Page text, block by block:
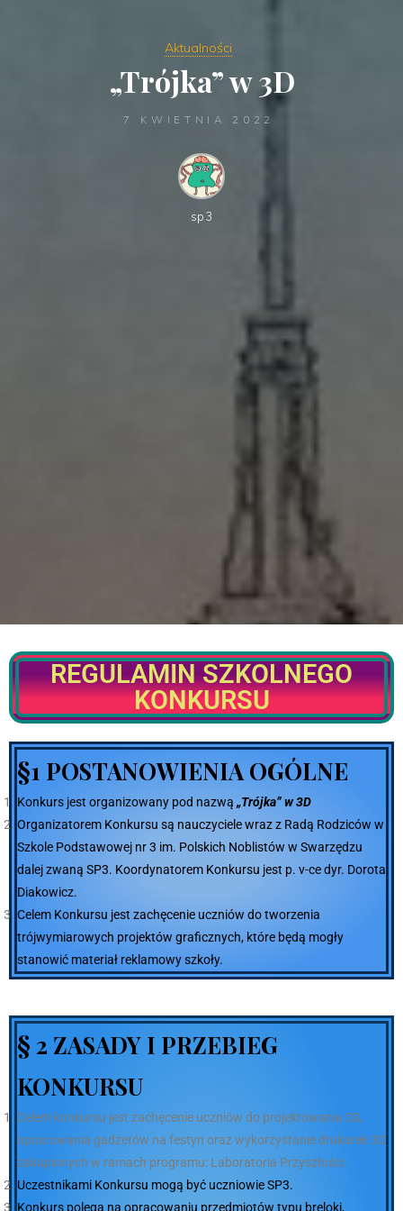
Aktualności
„Trójka” w 3D
7 KWIETNIA 2022
sp3
REGULAMIN SZKOLNEGO
KONKURSU
§1 POSTANOWIENIA OGÓLNE
Konkurs jest organizowany pod nazwą „Trójka” w 3D
Organizatorem Konkursu są nauczyciele wraz z Radą Rodziców w
Szkole Podstawowej nr 3 im. Polskich Noblistów w Swarzędzu
dalej zwaną SP3. Koordynatorem Konkursu jest p. v-ce dyr. Dorota
Diakowicz.
Celem Konkursu jest zachęcenie uczniów do tworzenia
trójwymiarowych projektów graficznych, które będą mogły
stanowić materiał reklamowy szkoły.
§ 2 ZASADY I PRZEBIEG
KONKURSU
Celem konkursu jest zachęcenie uczniów do projektowania 3D,
opracowania gadżetów na festyn oraz wykorzystanie drukarek 3D
zakupionych w ramach programu: Laboratoria Przyszłości.
Uczestnikami Konkursu mogą być uczniowie SP3.
Konkurs polega na opracowaniu przedmiotów typu breloki,